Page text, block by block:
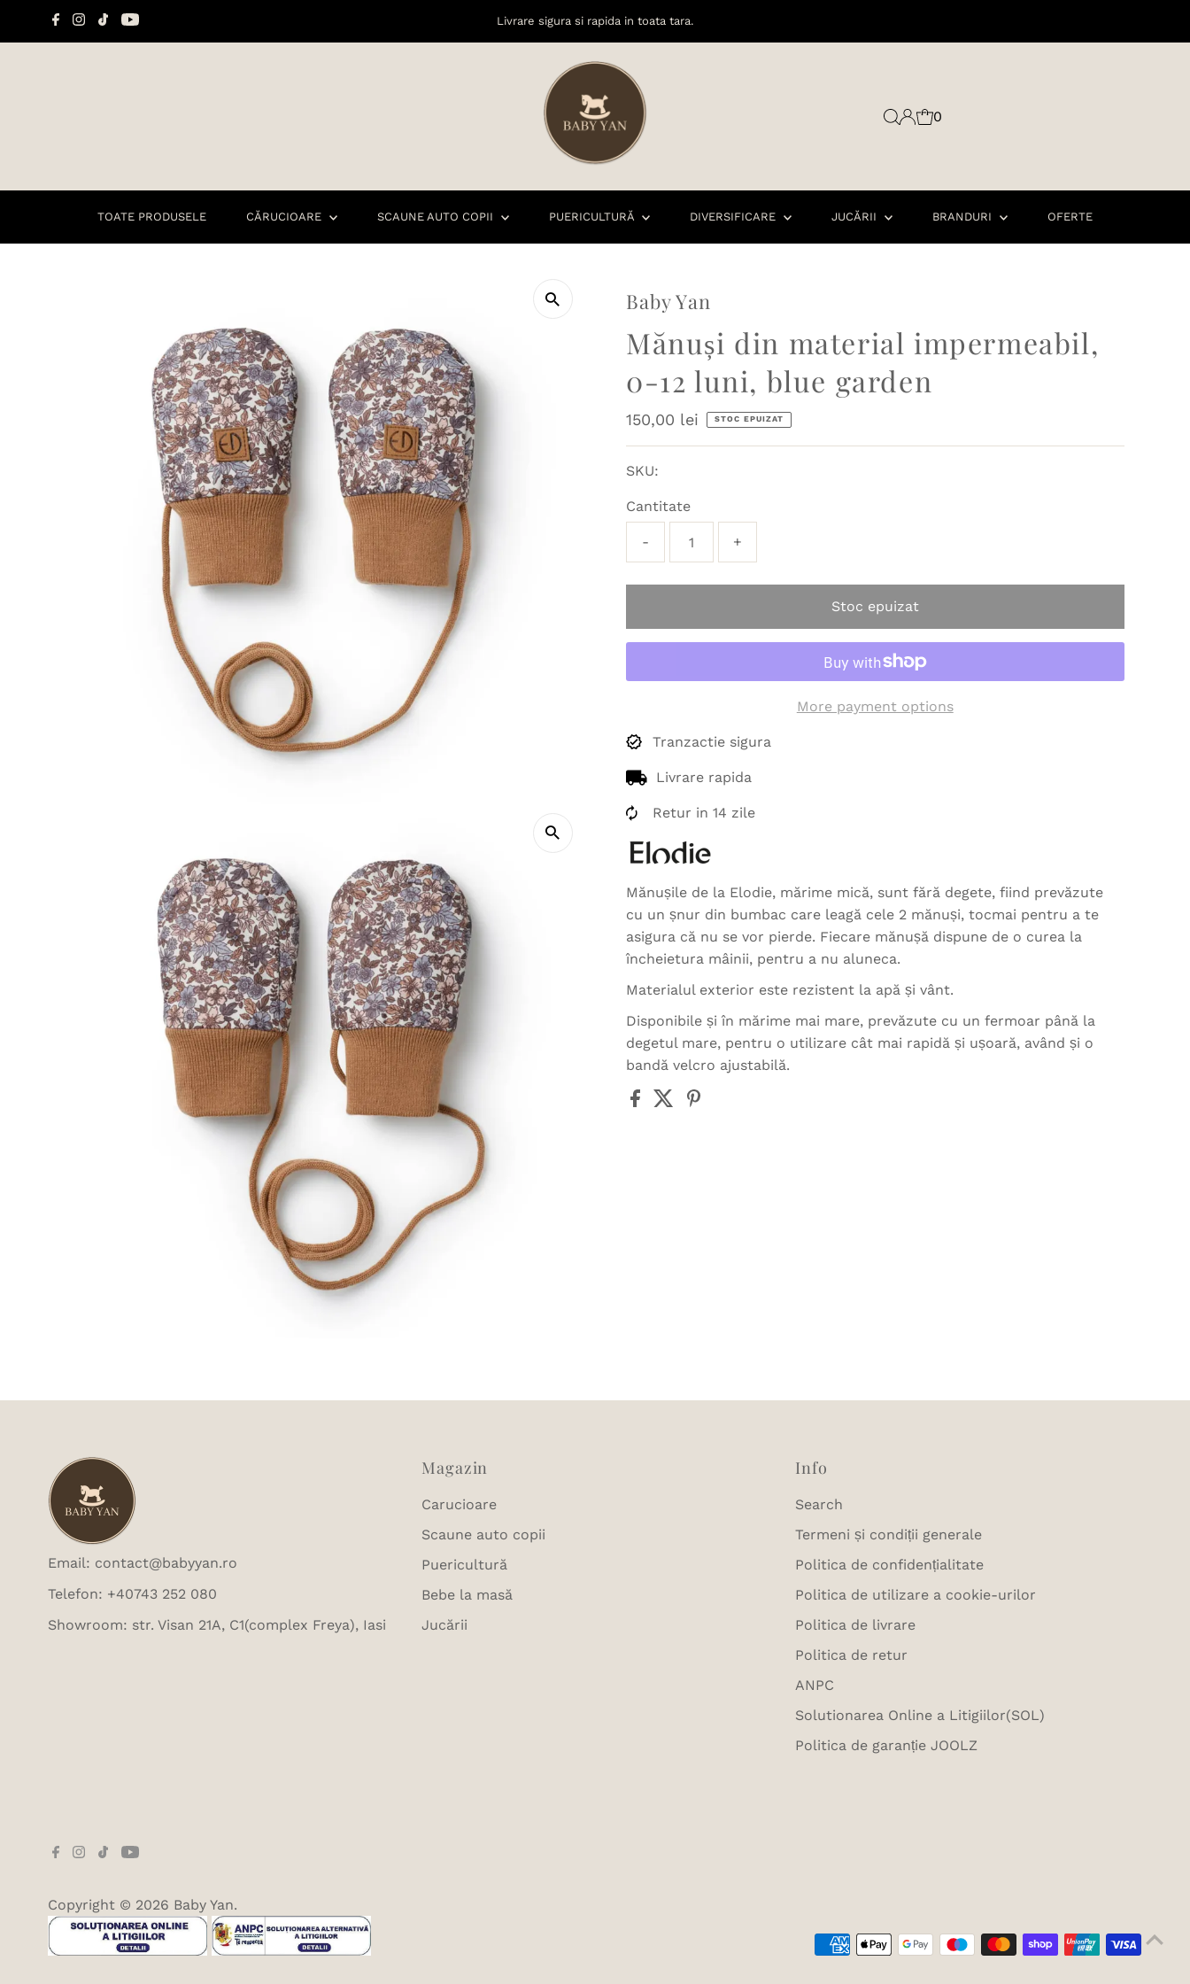
Sari la conținut Livrare sigura si rapida in toata tara.
0
TOATE PRODUSELE CĂRUCIOARE SCAUNE AUTO COPII PUERICULTURĂ DIVERSIFICARE JUCĂRII BRANDURI OFERTE
Baby Yan
Mănuși din material impermeabil,
0-12 luni, blue garden
Preț
obișnuit
150,00 lei STOC EPUIZAT
SKU:
Cantitate
- +
Stoc epuizat
More payment options
Tranzactie sigura
Livrare rapida
Retur in 14 zile
Mănușile de la Elodie, mărime mică, sunt fără degete, fiind prevăzute
cu un șnur din bumbac care leagă cele 2 mănuși, tocmai pentru a te
asigura că nu se vor pierde. Fiecare mănușă dispune de o curea la
încheietura mâinii, pentru a nu aluneca.
Materialul exterior este rezistent la apă și vânt.
Disponibile și în mărime mai mare, prevăzute cu un fermoar până la
degetul mare, pentru o utilizare cât mai rapidă și ușoară, având și o
bandă velcro ajustabilă.
Email: contact@babyyan.ro
Telefon: +40743 252 080
Showroom: str. Visan 21A, C1(complex Freya), Iasi
Magazin
Carucioare
Scaune auto copii
Puericultură
Bebe la masă
Jucării
Info
Search
Termeni și condiții generale
Politica de confidențialitate
Politica de utilizare a cookie-urilor
Politica de livrare
Politica de retur
ANPC
Solutionarea Online a Litigiilor(SOL)
Politica de garanție JOOLZ
Copyright © 2026 Baby Yan.